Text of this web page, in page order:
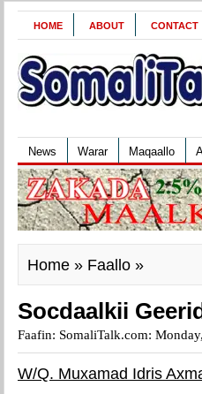
HOME ABOUT CONTACT
News Warar Maqaallo
Home » Faallo »
Socdaalkii
Faafin: SomaliTalk.com:
W/Q. Muxamad Idris